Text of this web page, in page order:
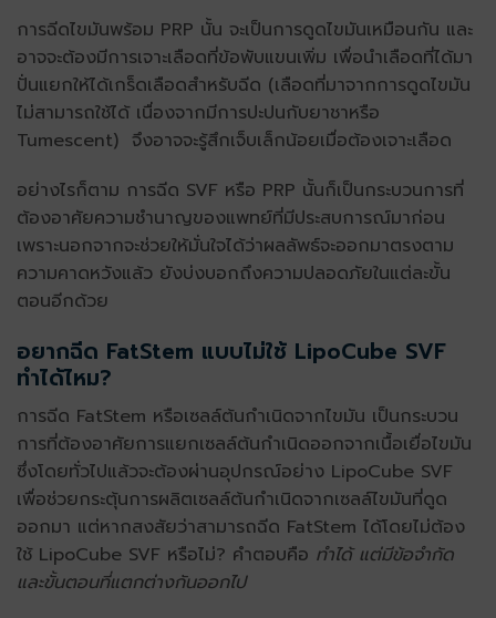
การฉีดไขมันพร้อม PRP นั้น จะเป็นการดูดไขมันเหมือนกัน และ
อาจจะต้องมีการเจาะเลือดที่ข้อพับแขนเพิ่ม เพื่อนำเลือดที่ได้มา
ปั่นแยกให้ได้เกร็ดเลือดสำหรับฉีด (เลือดที่มาจากการดูดไขมัน
ไม่สามารถใช้ได้ เนื่องจากมีการปะปนกับยาชาหรือ
Tumescent) จึงอาจจะรู้สึกเจ็บเล็กน้อยเมื่อต้องเจาะเลือด
อย่างไรก็ตาม การฉีด SVF หรือ PRP นั้นก็เป็นกระบวนการที่
ต้องอาศัยความชำนาญของแพทย์ที่มีประสบการณ์มาก่อน
เพราะนอกจากจะช่วยให้มั่นใจได้ว่าผลลัพธ์จะออกมาตรงตาม
ความคาดหวังแล้ว ยังบ่งบอกถึงความปลอดภัยในแต่ละขั้น
ตอนอีกด้วย
อยากฉีด FatStem แบบไม่ใช้ LipoCube SVF
ทำได้ไหม?
การฉีด FatStem หรือเซลล์ต้นกำเนิดจากไขมัน เป็นกระบวน
การที่ต้องอาศัยการแยกเซลล์ต้นกำเนิดออกจากเนื้อเยื่อไขมัน
ซึ่งโดยทั่วไปแล้วจะต้องผ่านอุปกรณ์อย่าง LipoCube SVF
เพื่อช่วยกระตุ้นการผลิตเซลล์ต้นกำเนิดจากเซลล์ไขมันที่ดูด
ออกมา แต่หากสงสัยว่าสามารถฉีด FatStem ได้โดยไม่ต้อง
ใช้ LipoCube SVF หรือไม่? คำตอบคือ ทำได้ แต่มีข้อจำกัด
และขั้นตอนที่แตกต่างกันออกไป